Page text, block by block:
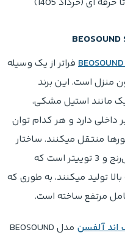
فراتر از یک وسیله
منزل است. این برند
یک مانند استیل مشکی،
که 11 آمپلی‌فایر داخلی دارد و هر کدام توان
را به درایورها منتقل میکنند. ساختار
درایورها شامل 4 ووفر، 4 درایور فول‌رنج و 3 توییتر است که
تولید میکنند، به طوری که
مرتفع ساخته است.
اند آلفسن
مدل BEOSOUND